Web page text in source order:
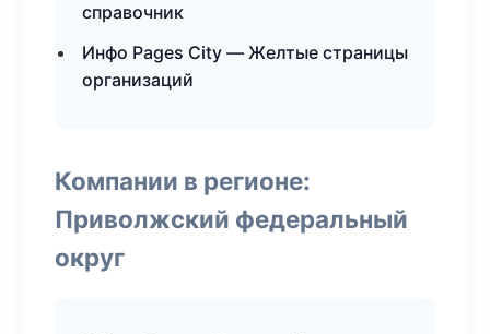
справочник
Инфо Pages City — Желтые страницы
организаций
Компании в регионе:
Приволжский федеральный
округ